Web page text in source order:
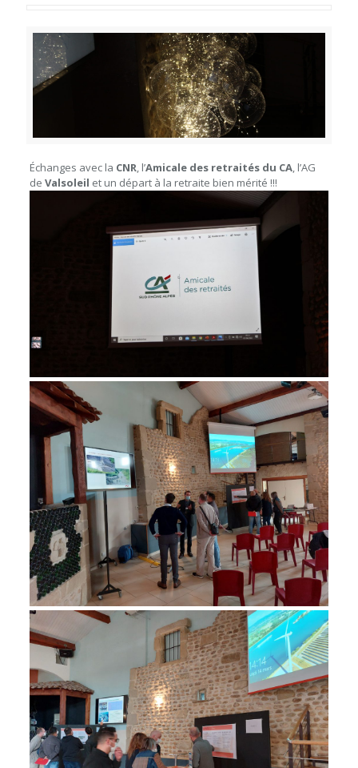
Échanges avec la CNR, l’Amicale des retraités du CA, l’AG
de Valsoleil et un départ à la retraite bien mérité !!!